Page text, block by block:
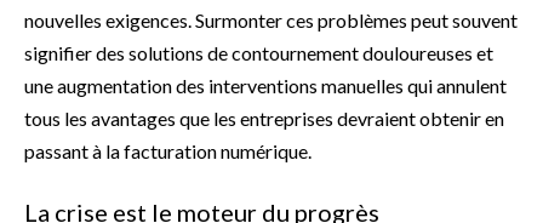
nouvelles exigences. Surmonter ces problèmes peut souvent
signifier des solutions de contournement douloureuses et
une augmentation des interventions manuelles qui annulent
tous les avantages que les entreprises devraient obtenir en
passant à la facturation numérique.
La crise est le moteur du progrès